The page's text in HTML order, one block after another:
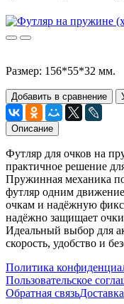
Размер: 156*55*32 мм.
Добавить в сравнение
Описание
Футляр для очков на
практичное решение
Пружинная механика
футляр одним
очкам и надёжную
надёжно защищает
Идеальный выбор для
скорость, удобство и
Политика
Пользовательское
Обратная связьДоставка